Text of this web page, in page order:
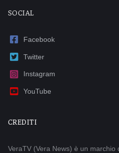
SOCIAL
Facebook
Twitter
Instagram
YouTube
CREDITI
VeraTV (Vera News) è un marchio